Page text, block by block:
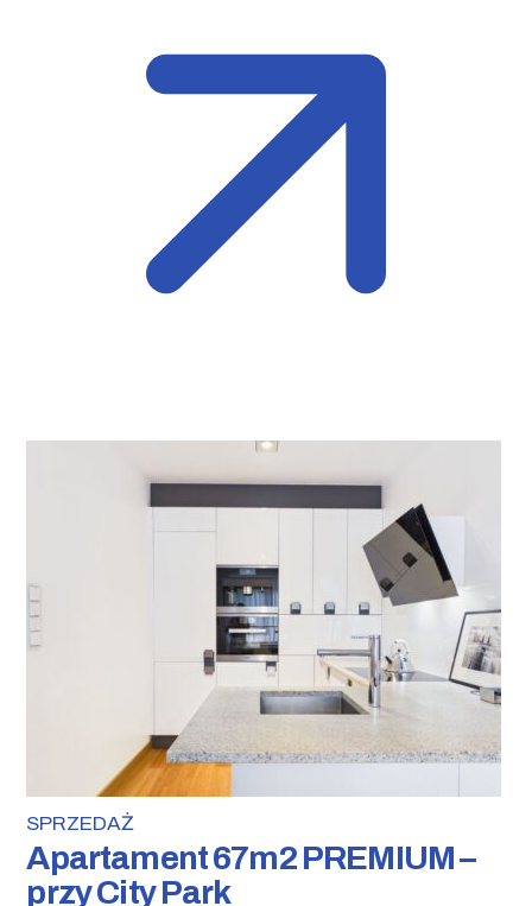
SPRZEDAŻ
Apartament 67m2 PREMIUM –
przy City Park